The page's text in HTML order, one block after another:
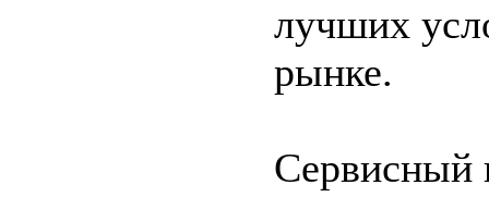
лучших
рынке.
Сервисный